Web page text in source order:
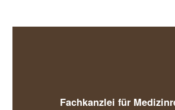
Fachkanzlei für